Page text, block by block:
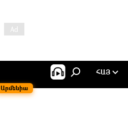
Արմենիա
ՀԱՅ